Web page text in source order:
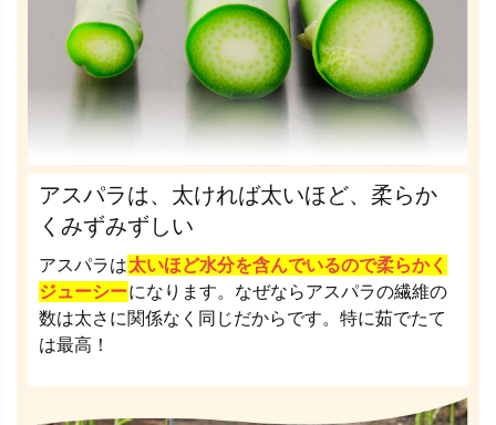
アスパラは、太ければ太いほど、柔らか
くみずみずしい
アスパラは太いほど水分を含んでいるので柔らかく
ジューシーになります。なぜならアスパラの繊維の
数は太さに関係なく同じだからです。特に茹でたて
は最高！